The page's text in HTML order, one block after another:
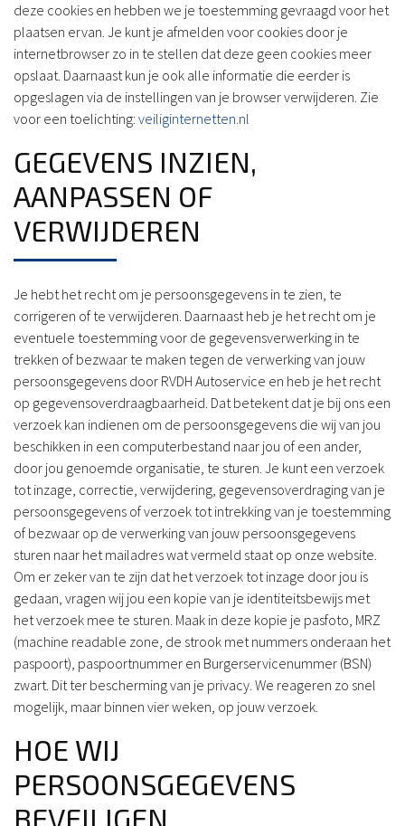
deze cookies en hebben we je toestemming gevraagd voor het
plaatsen ervan. Je kunt je afmelden voor cookies door je
internetbrowser zo in te stellen dat deze geen cookies meer
opslaat. Daarnaast kun je ook alle informatie die eerder is
opgeslagen via de instellingen van je browser verwijderen. Zie
voor een toelichting: veiliginternetten.nl
GEGEVENS INZIEN,
AANPASSEN OF
VERWIJDEREN
Je hebt het recht om je persoonsgegevens in te zien, te
corrigeren of te verwijderen. Daarnaast heb je het recht om je
eventuele toestemming voor de gegevensverwerking in te
trekken of bezwaar te maken tegen de verwerking van jouw
persoonsgegevens door RVDH Autoservice en heb je het recht
op gegevensoverdraagbaarheid. Dat betekent dat je bij ons een
verzoek kan indienen om de persoonsgegevens die wij van jou
beschikken in een computerbestand naar jou of een ander,
door jou genoemde organisatie, te sturen. Je kunt een verzoek
tot inzage, correctie, verwijdering, gegevensoverdraging van je
persoonsgegevens of verzoek tot intrekking van je toestemming
of bezwaar op de verwerking van jouw persoonsgegevens
sturen naar het mailadres wat vermeld staat op onze website.
Om er zeker van te zijn dat het verzoek tot inzage door jou is
gedaan, vragen wij jou een kopie van je identiteitsbewijs met
het verzoek mee te sturen. Maak in deze kopie je pasfoto, MRZ
(machine readable zone, de strook met nummers onderaan het
paspoort), paspoortnummer en Burgerservicenummer (BSN)
zwart. Dit ter bescherming van je privacy. We reageren zo snel
mogelijk, maar binnen vier weken, op jouw verzoek.
HOE WIJ
PERSOONSGEGEVENS
BEVEILIGEN